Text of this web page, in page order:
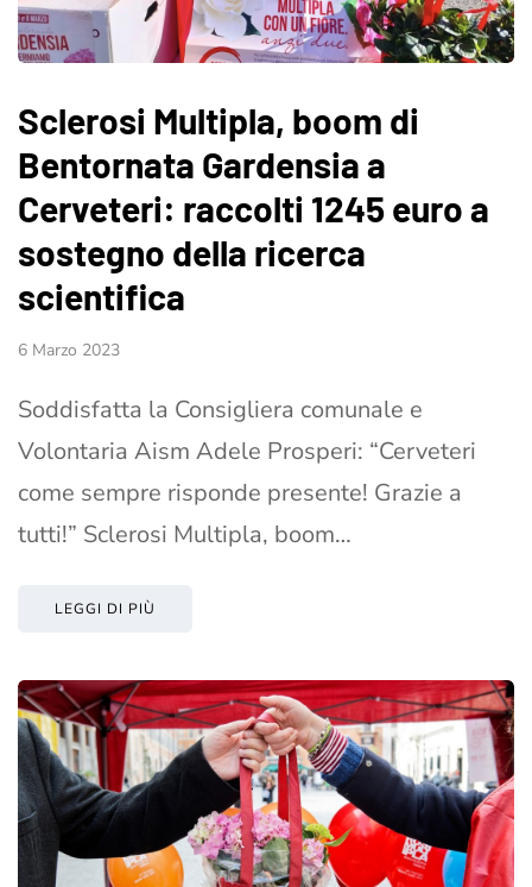
Sclerosi Multipla, boom di
Bentornata Gardensia a
Cerveteri: raccolti 1245 euro a
sostegno della ricerca
scientifica
6 Marzo 2023
Soddisfatta la Consigliera comunale e
Volontaria Aism Adele Prosperi: “Cerveteri
come sempre risponde presente! Grazie a
tutti!” Sclerosi Multipla, boom…
LEGGI DI PIÙ